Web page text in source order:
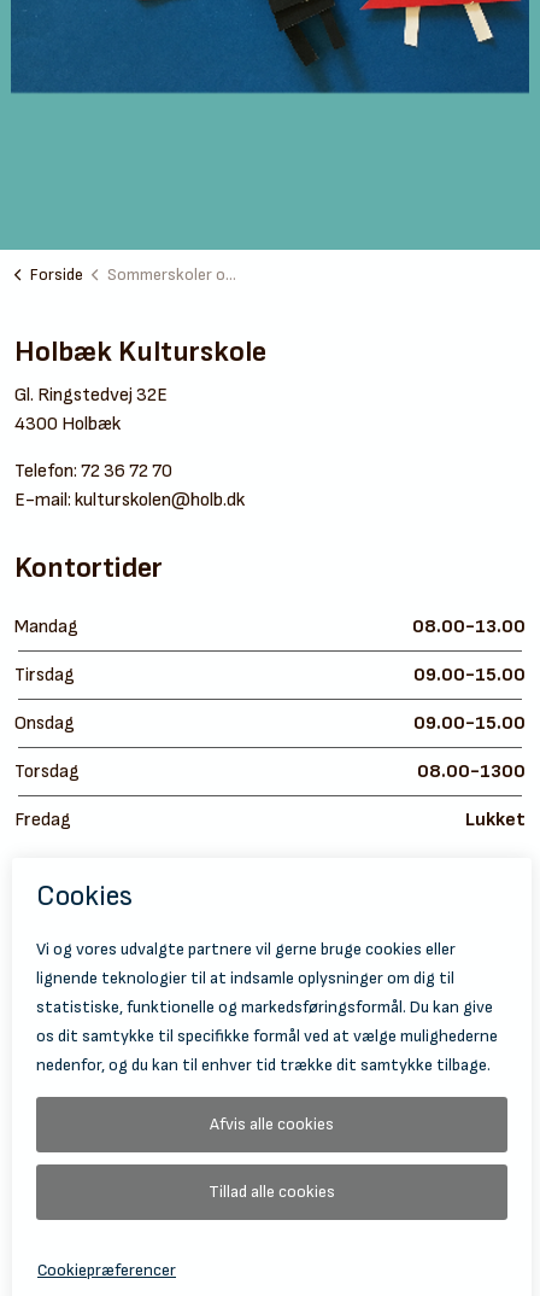
Forside Sommerskoler og camps
Holbæk Kulturskole
Gl. Ringstedvej 32E
4300 Holbæk
Telefon: 72 36 72 70
E-mail: kulturskolen@holb.dk
Kontortider
Mandag 08.00-13.00
Tirsdag 09.00-15.00
Onsdag 09.00-15.00
Torsdag 08.00-1300
Fredag Lukket
© 2026 Holbæk Kulturskole
Tilgængelighedserklæring
Information Om Behandling Af Personoplysninger